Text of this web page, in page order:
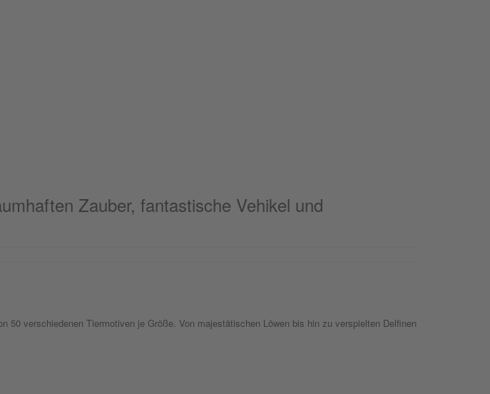
Zauber, fantastische Vehikel und
50 verschiedenen Tiermotiven je Größe. Von majestätischen Löwen bis hin zu verspielten Delfinen